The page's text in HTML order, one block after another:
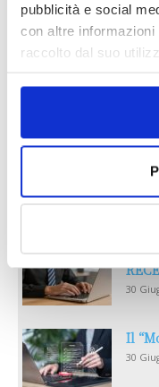
pubblicità e social
con altre
raccolto dal suo
LA
30
Il
30